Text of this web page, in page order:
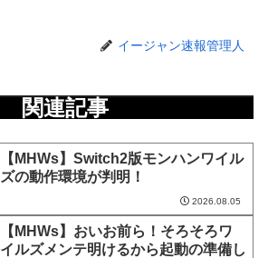
イージャン速報管理人
関連記事
【MHWs】Switch2版モンハンワイル
ズの動作環境が判明！
2026.08.05
【MHWs】おいお前ら！そろそろワ
イルズメンテ明けるから起動の準備し